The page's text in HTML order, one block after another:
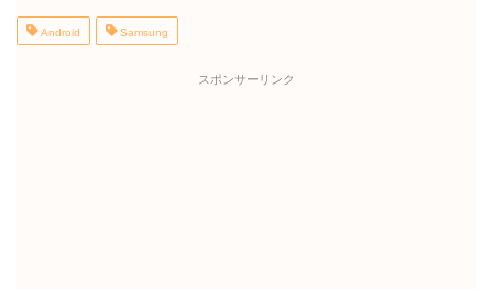
Android Samsung
スポンサーリンク